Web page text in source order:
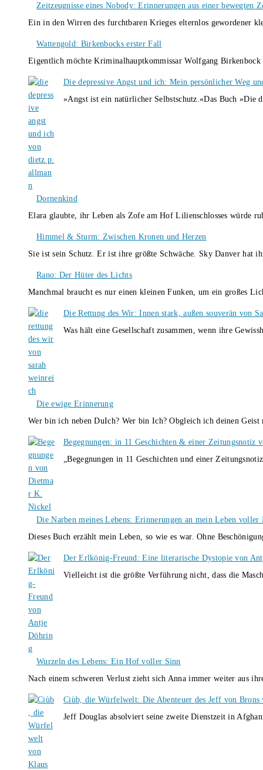
Zeitzeugnisse eines Nobody: Erinnerungen aus einer bewegten
Ein in den Wirren des furchtbaren Krieges elternlos gewordener
Wattengold: Birkenbocks erster Fall
Eigentlich möchte Kriminalhauptkommissar Wolfgang
Die depressive Angst und ich: Mein persönlicher Weg
»Angst ist ein natürlicher Selbstschutz.«Das Buch
Dornenkind
Elara glaubte, ihr Leben als Zofe am Hof Lilienschlosses würde
Himmel & Sturm: Zwischen Kronen und Herzen
Sie ist sein Schutz. Er ist ihre größte Schwäche. Sky Danver
Rano: Der Hüter des Lichts
Manchmal braucht es nur einen kleinen Funken, um ein großes
Die Rettung des Wir: Innen stark, außen souverän von
Was hält eine Gesellschaft zusammen, wenn ihre
Die ewige Erinnerung
Wer bin ich neben DuIch? Wer bin Ich? Obgleich ich deinen
Begegnungen: in 11 Geschichten & einer Zeitungsnotiz
„Begegnungen in 11 Geschichten und einer
Die Narben meines Lebens: Erinnerungen an mein Leben
Dieses Buch erzählt mein Leben, so wie es war. Ohne
Der Erlkönig-Freund: Eine literarische Dystopie von
Vielleicht ist die größte Verführung nicht, dass die
Wurzeln des Lebens: Ein Hof voller Sinn
Nach einem schweren Verlust zieht sich Anna immer weiter aus
Ciùb, die Würfelwelt: Die Abenteuer des Jeff von Brons
Jeff Douglas absolviert seine zweite Dienstzeit in